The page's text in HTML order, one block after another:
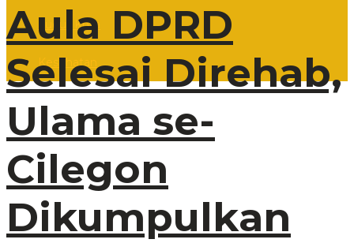
Sudut Kota
Kesehatan
Aula DPRD
Selesai Direhab,
Ulama se-
Cilegon
Dikumpulkan